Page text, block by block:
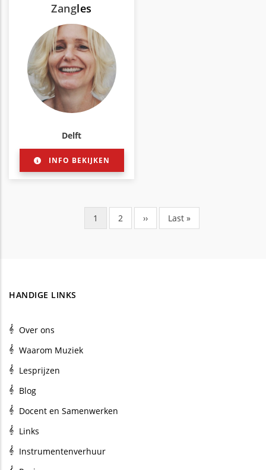
Zangles
Delft
INFO BEKIJKEN
Huidige
pagina
1 Pagina
2
Volgende
pagina
››
Laatste
pagina
Last »
HANDIGE LINKS
Over ons
Waarom Muziek
Lesprijzen
Blog
Docent en Samenwerken
Links
Instrumentenverhuur